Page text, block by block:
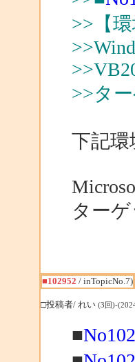
>>【環
>>タ
下記
ターゲ
■102952 / inTopicNo.7)
□投稿者/ れい (3回)-
■